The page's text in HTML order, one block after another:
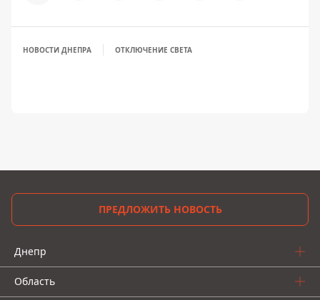
НОВОСТИ ДНЕПРА ОТКЛЮЧЕНИЕ СВЕТА
ПРЕДЛОЖИТЬ НОВОСТЬ
Днепр
Область